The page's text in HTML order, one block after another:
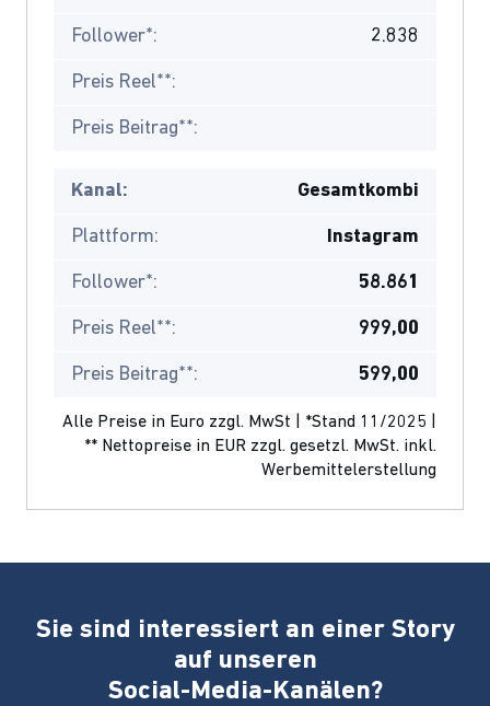
Follower*: 2.838
Preis Reel**:
Preis Beitrag**:
Kanal: Gesamtkombi
Plattform: Instagram
Follower*: 58.861
Preis Reel**: 999,00
Preis Beitrag**: 599,00
Alle Preise in Euro zzgl. MwSt | *Stand 11/2025 |
** Nettopreise in EUR zzgl. gesetzl. MwSt. inkl.
Werbemittelerstellung
Sie sind interessiert an einer Story
auf unseren
Social-Media-Kanälen?